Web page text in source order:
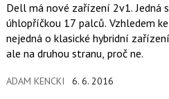
Dell má nové zařízení 2v1. Jedná
úhlopříčkou 17 palců. Vzhledem
nejedná o klasické hybridní
ale na druhou stranu, proč ne.
ADAM KENCKI 6. 6. 2016